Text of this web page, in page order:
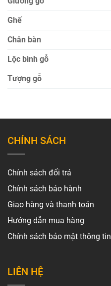
Ghế
Chân bàn
Lộc bình gỗ
Tượng gỗ
CHÍNH SÁCH
Chính sách đổi trả
Chính sách bảo hành
Giao hàng và thanh toán
Hướng dẫn mua hàng
Chính sách bảo mật thông tin
LIÊN HỆ